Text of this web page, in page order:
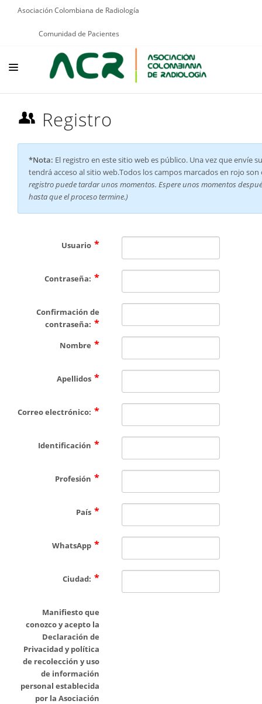
Asociación Colombiana de Radiología
Comunidad de Pacientes
EDUCACIÓN
PROGRAMAS INSTITUCIONALES
PROGRAMAS POR PATOLOGÍAS
GRUPOS CIENTÍFICOS
Registro
*Nota: El registro en este sitio web es público. Una vez que envíe
tendrá acceso al sitio web.Todos los campos marcados en rojo
registro puede tardar unos momentos. Espere unos momentos
hasta que el proceso termine.)
Usuario
Contraseña:
Confirmación de
contraseña:
Nombre
Apellidos
Correo electrónico:
Identificación
Profesión
País
WhatsApp
Ciudad:
Manifiesto que
conozco y acepto la
Declaración de
Privacidad y política
de recolección y uso
de información
personal establecida
por la Asociación